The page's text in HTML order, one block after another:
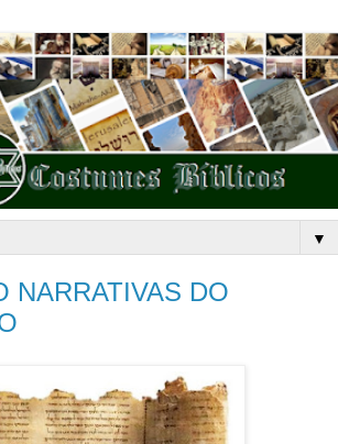
▼
NARRATIVAS DO